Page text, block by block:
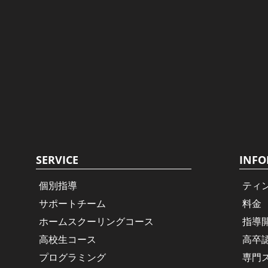
SERVICE
個別指導
サポートチーム
ホームスクーリングコース
高校生コース
プログラミング
ティ
料金
指導
高卒
専門